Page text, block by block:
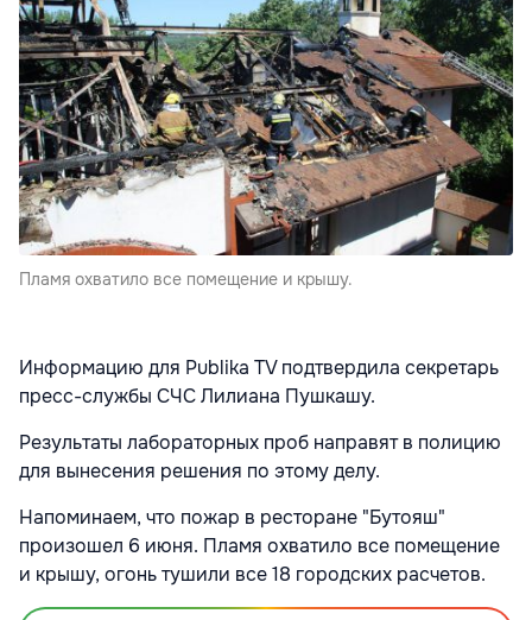
Пламя охватило все помещение и крышу.
Информацию для Publika TV подтвердила секретарь
пресс-службы СЧС Лилиана Пушкашу.
Результаты лабораторных проб направят в полицию
для вынесения решения по этому делу.
Напоминаем, что пожар в ресторане "Бутояш"
произошел 6 июня. Пламя охватило все помещение
и крышу, огонь тушили все 18 городских расчетов.